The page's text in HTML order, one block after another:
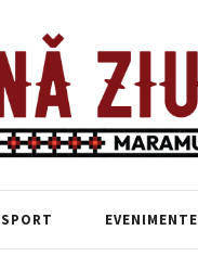
SPORT EVENIMENTE